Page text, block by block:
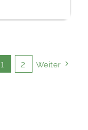
1 2 Weiter